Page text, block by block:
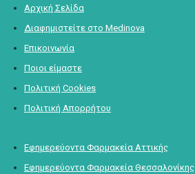
Αρχική Σελίδα
Διαφημιστείτε στο Medinova
Επικοινωνία
Ποιοι είμαστε
Πολιτική Cookies
Πολιτική Απορρήτου
Εφημερεύοντα Φαρμακεία Αττικής
Εφημερεύοντα Φαρμακεία Θεσσαλονίκης